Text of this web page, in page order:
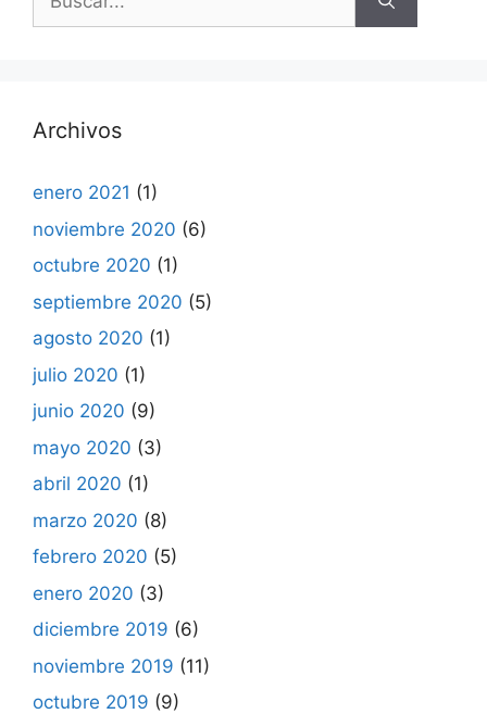
Archivos
enero 2021 (1)
noviembre 2020 (6)
octubre 2020 (1)
septiembre 2020 (5)
agosto 2020 (1)
julio 2020 (1)
junio 2020 (9)
mayo 2020 (3)
abril 2020 (1)
marzo 2020 (8)
febrero 2020 (5)
enero 2020 (3)
diciembre 2019 (6)
noviembre 2019 (11)
octubre 2019 (9)